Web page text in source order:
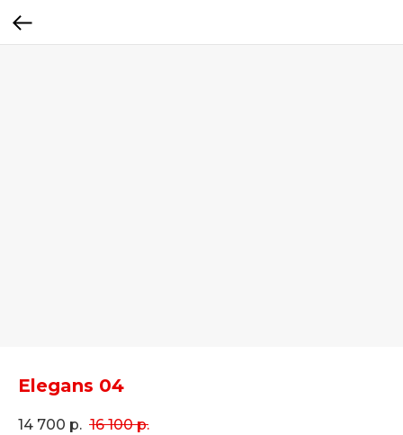
Elegans 04
14 700 р. 16 100 р.